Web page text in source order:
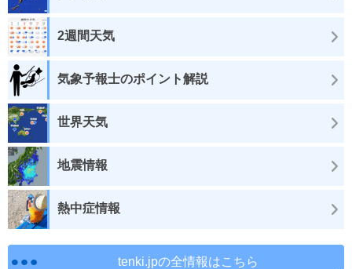
2週間天気
気象予報士のポイント解説
世界天気
地震情報
熱中症情報
tenki.jpの全情報はこちら